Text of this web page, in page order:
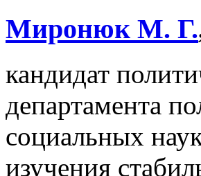
Миронюк М. Г.
кандидат
департамента
социальных
изучения